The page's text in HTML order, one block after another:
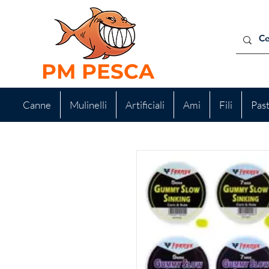
PM PESCA
Canne Mulinelli Artificiali Ami Fili